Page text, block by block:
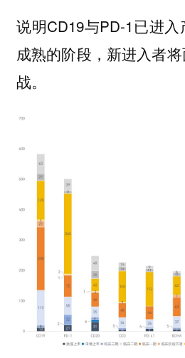
说明CD19与PD-1已进
成熟的阶段，新进入者
战。